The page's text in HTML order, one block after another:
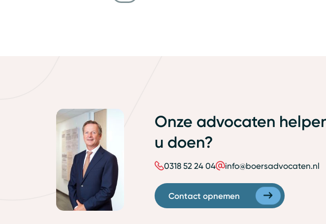
Onze advocaten
u doen?
0318 52 24 04 info@boersadvocaten.nl
Contact opnemen